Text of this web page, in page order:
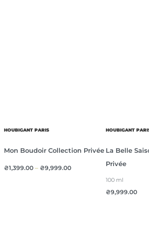
HOUBIGANT PARIS
Mon Boudoir Collection Privée
₴1,399.00– ₴9,999.00
HOUBIGANT
La Belle
Privée
100 ml
₴9,999.00